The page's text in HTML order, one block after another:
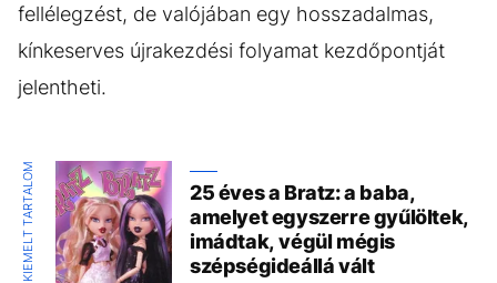
fellélegzést, de valójában egy hosszadalmas,
kínkeserves újrakezdési folyamat kezdőpontját
jelentheti.
KIEMELT TARTALOM
25 éves a Bratz: a baba,
amelyet egyszerre gyűlöltek,
imádtak, végül mégis
szépségideállá vált